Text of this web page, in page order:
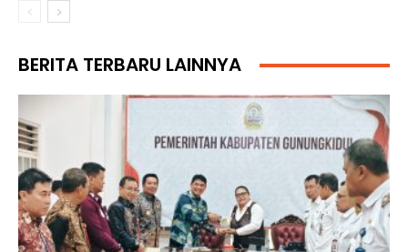
BERITA TERBARU LAINNYA